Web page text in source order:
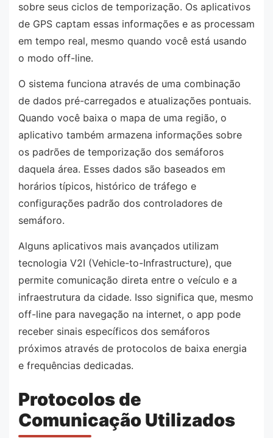
sobre seus ciclos de temporização. Os aplicativos
de GPS captam essas informações e as processam
em tempo real, mesmo quando você está usando
o modo off-line.
O sistema funciona através de uma combinação
de dados pré-carregados e atualizações pontuais.
Quando você baixa o mapa de uma região, o
aplicativo também armazena informações sobre
os padrões de temporização dos semáforos
daquela área. Esses dados são baseados em
horários típicos, histórico de tráfego e
configurações padrão dos controladores de
semáforo.
Alguns aplicativos mais avançados utilizam
tecnologia V2I (Vehicle-to-Infrastructure), que
permite comunicação direta entre o veículo e a
infraestrutura da cidade. Isso significa que, mesmo
off-line para navegação na internet, o app pode
receber sinais específicos dos semáforos
próximos através de protocolos de baixa energia
e frequências dedicadas.
Protocolos de
Comunicação Utilizados